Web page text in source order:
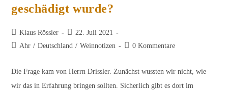
geschädigt wurde?
Beitrags-
Autor:
Klaus Rössler
Beitrag
veröffentlicht:
22. Juli 2021
Beitrags-
Ahr / Deutschland / Weinnotizen
Beitrags-
0 Kommentare
Die Frage kam von Herrn Drissler. Zunächst wussten wir nicht, wie
wir das in Erfahrung bringen sollten. Sicherlich gibt es dort im